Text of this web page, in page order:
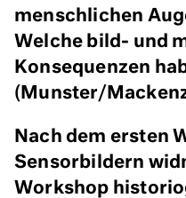
menschlichen
Welche bild- und
Konsequenzen
(Munster/
Nach dem ersten
Sensorbildern
Workshop